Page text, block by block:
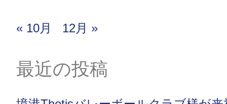
« 10月 12月 »
最近の投稿